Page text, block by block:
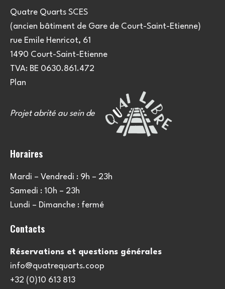
Quatre Quarts SCES
(ancien bâtiment de Gare de Court-Saint-Etienne)
rue Emile Henricot, 61
1490 Court-Saint-Etienne
TVA: BE 0630.861.472
Plan
Projet abrité au sein de
Horaires
Mardi – Vendredi : 9h – 23h
Samedi : 10h – 23h
Lundi – Dimanche : fermé
Contacts
Réservations et questions générales
info@quatrequarts.coop
+32 (0)10 613 813